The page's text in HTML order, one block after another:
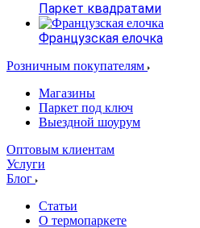
Паркет квадратами
Французская елочка
Розничным покупателям
Магазины
Паркет под ключ
Выездной шоурум
Оптовым клиентам
Услуги
Блог
Статьи
О термопаркете